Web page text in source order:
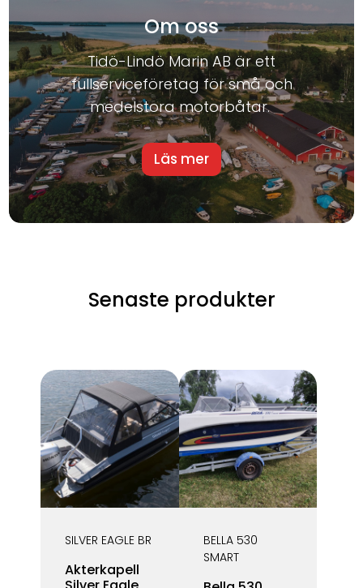
Om oss
Tidö-Lindö Marin AB är ett
fullserviceföretag för små och
medelstora motorbåtar.
Läs mer
Senaste produkter
SILVER EAGLE BR
Akterkapell
BELLA 530
SMART